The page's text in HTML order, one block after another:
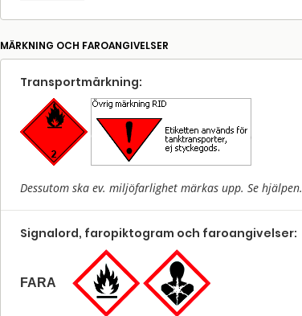
MÄRKNING OCH FAROANGIVELSER
Transport­märkning:
Dessutom ska ev. miljöfarlighet märkas upp. Se hjälpen.
Signalord, faropiktogram och faroangivelser:
FARA